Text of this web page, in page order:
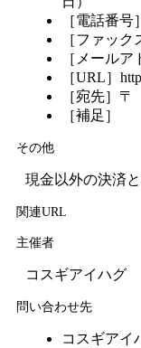
［電話番号
［ファック
［メールア
［URL］
［宛先］〒
［補足］
その他
現金以外の決済
関連URL
主催者
コスギアイハグ
問い合わせ先
コスギアイ